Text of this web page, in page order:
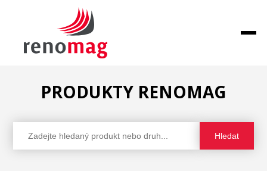
PRODUKTY RENOMAG
Hledat